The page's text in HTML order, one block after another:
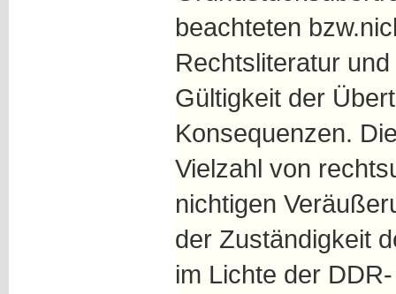
beachteten
Rechtsliteratur
Gültigkeit der
Konsequenzen.
Vielzahl von
nichtigen
der Zuständigkeit
im Lichte der